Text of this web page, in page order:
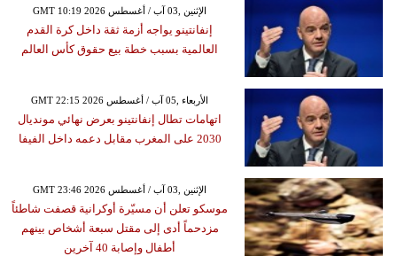
GMT 10:19 2026 الإثنين ,03 آب / أغسطس
إنفانتينو يواجه أزمة ثقة داخل كرة القدم
العالمية بسبب خطة بيع حقوق كأس العالم
GMT 22:15 2026 الأربعاء ,05 آب / أغسطس
اتهامات تطال إنفانتينو بعرض نهائي مونديال
2030 على المغرب مقابل دعمه داخل الفيفا
GMT 23:46 2026 الإثنين ,03 آب / أغسطس
موسكو تعلن أن مسيّرة أوكرانية قصفت شاطئاً
مزدحماً أدى إلى مقتل سبعة أشخاص بينهم
أطفال وإصابة 40 آخرين